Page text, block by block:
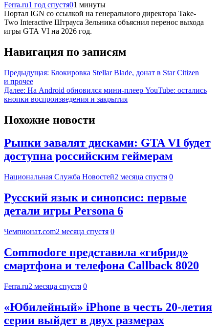
Ferra.ru1 год спустя01 минуты
Портал IGN со ссылкой на генерального директора Take-
Two Interactive Штрауса Зельника объяснил перенос выхода
игры GTA VI на 2026 год.
Навигация по записям
Предыдущая: Блокировка Stellar Blade, донат в Star Citizen
и прочее
Далее: На Android обновился мини-плеер YouTube: остались
кнопки воспроизведения и закрытия
Похожие новости
Рынки завалят дисками: GTA VI будет
доступна российским геймерам
Национальная Служба Новостей2 месяца спустя 0
Русский язык и синопсис: первые
детали игры Persona 6
Чемпионат.com2 месяца спустя 0
Commodore представила «гибрид»
смартфона и телефона Callback 8020
Ferra.ru2 месяца спустя 0
«Юбилейный» iPhone в честь 20-летия
серии выйдет в двух размерах